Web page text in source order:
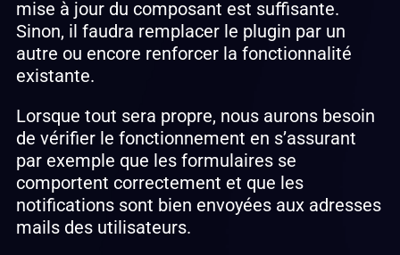
mise à jour du composant est suffisante.
Sinon, il faudra remplacer le plugin par un
autre ou encore renforcer la fonctionnalité
existante.
Lorsque tout sera propre, nous aurons besoin
de vérifier le fonctionnement en s’assurant
par exemple que les formulaires se
comportent correctement et que les
notifications sont bien envoyées aux adresses
mails des utilisateurs.